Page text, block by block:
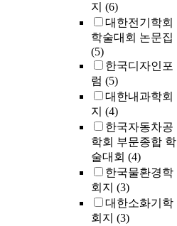
지 (6)
대한전기학회
학술대회 논문집
(5)
한국디자인포
럼 (5)
대한내과학회
지 (4)
한국자동차공
학회 부문종합 학
술대회 (4)
한국물환경학
회지 (3)
대한소화기학
회지 (3)